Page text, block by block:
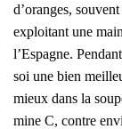
d’oranges,
exploi­tant une
l’Espagne.
soi une bien
mieux dans la
mine C, contre